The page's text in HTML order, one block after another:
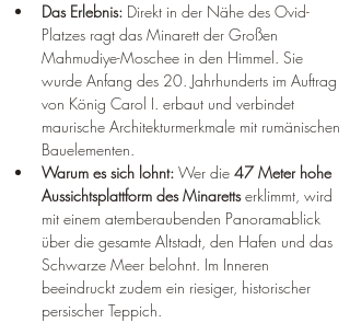
Das Erlebnis: Direkt in der Nähe des Ovid-
Platzes ragt das Minarett der Großen
Mahmudiye-Moschee in den Himmel. Sie
wurde Anfang des 20. Jahrhunderts im Auftrag
von König Carol I. erbaut und verbindet
maurische Architekturmerkmale mit rumänischen
Bauelementen.
Warum es sich lohnt: Wer die 47 Meter hohe
Aussichtsplattform des Minaretts erklimmt, wird
mit einem atemberaubenden Panoramablick
über die gesamte Altstadt, den Hafen und das
Schwarze Meer belohnt. Im Inneren
beeindruckt zudem ein riesiger, historischer
persischer Teppich.